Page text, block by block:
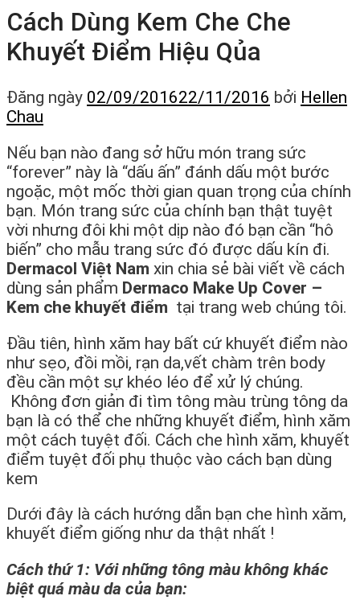
Cách Dùng Kem Che Che
Khuyết Điểm Hiệu Qủa
Đăng ngày 02/09/201622/11/2016 bởi Hellen
Chau
Nếu bạn nào đang sở hữu món trang sức
“forever” này là “dấu ấn” đánh dấu một bước
ngoặc, một mốc thời gian quan trọng của chính
bạn. Món trang sức của chính bạn thật tuyệt
vời nhưng đôi khi một dịp nào đó bạn cần “hô
biến” cho mẫu trang sức đó được dấu kín đi.
Dermacol Việt Nam xin chia sẻ bài viết về cách
dùng sản phẩm Dermaco Make Up Cover –
Kem che khuyết điểm tại trang web chúng tôi.
Đầu tiên, hình xăm hay bất cứ khuyết điểm nào
như sẹo, đồi mồi, rạn da,vết chàm trên body
đều cần một sự khéo léo để xử lý chúng.
Không đơn giản đi tìm tông màu trùng tông da
bạn là có thể che những khuyết điểm, hình xăm
một cách tuyệt đối. Cách che hình xăm, khuyết
điểm tuyệt đối phụ thuộc vào cách bạn dùng
kem
Dưới đây là cách hướng dẫn bạn che hình xăm,
khuyết điểm giống như da thật nhất !
Cách thứ 1: Với những tông màu không khác
biệt quá màu da của bạn: